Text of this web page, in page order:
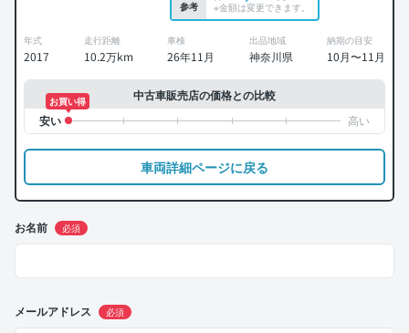
参考
※金額は変更できます。
年式
2017
走行距離
10.2万km
車検
26年11月
出品地域
神奈川県
納期の目安
10月〜11月
中古車販売店の価格との比較
お買い得
車両詳細ページに戻る
お名前 必須
メールアドレス 必須